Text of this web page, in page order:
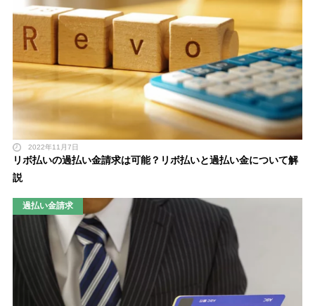
2022年11月7日
リボ払いの過払い金請求は可能？リボ払いと過払い金について解
説
過払い金請求